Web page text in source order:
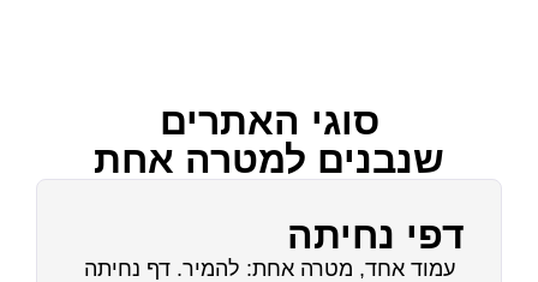
סוגי האתרים
שנבנים למטרה אחת
דפי נחיתה
עמוד אחד, מטרה אחת: להמיר. דף נחיתה